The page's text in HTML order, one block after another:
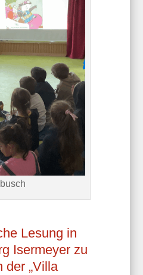
Lesung in
Isermeyer zu
der „Villa